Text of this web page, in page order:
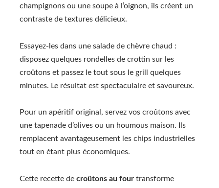
champignons ou une soupe à l’oignon, ils créent un
contraste de textures délicieux.
Essayez-les dans une salade de chèvre chaud :
disposez quelques rondelles de crottin sur les
croûtons et passez le tout sous le grill quelques
minutes. Le résultat est spectaculaire et savoureux.
Pour un apéritif original, servez vos croûtons avec
une tapenade d’olives ou un houmous maison. Ils
remplacent avantageusement les chips industrielles
tout en étant plus économiques.
Cette recette de croûtons au four transforme